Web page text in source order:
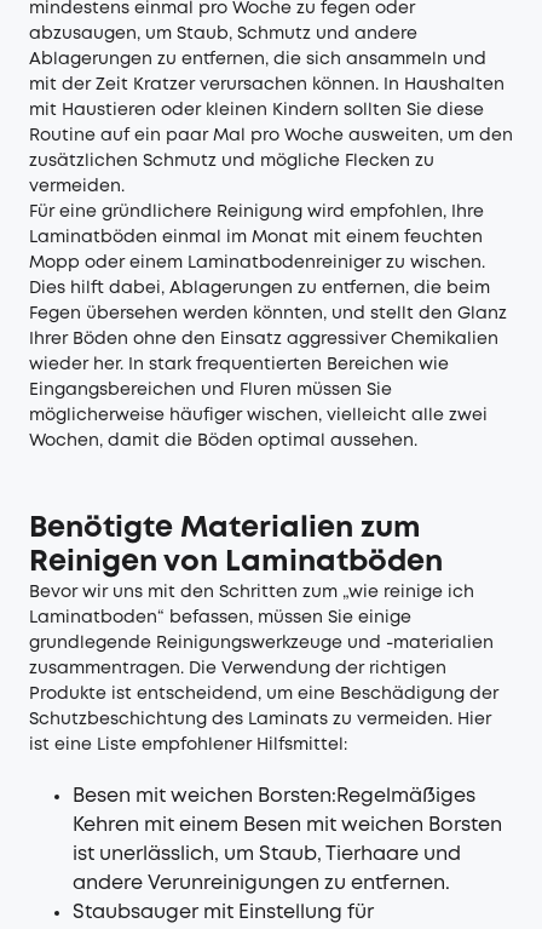
mindestens einmal pro Woche zu fegen oder
abzusaugen, um Staub, Schmutz und andere
Ablagerungen zu entfernen, die sich ansammeln und
mit der Zeit Kratzer verursachen können. In Haushalten
mit Haustieren oder kleinen Kindern sollten Sie diese
Routine auf ein paar Mal pro Woche ausweiten, um den
zusätzlichen Schmutz und mögliche Flecken zu
vermeiden.
Für eine gründlichere Reinigung wird empfohlen, Ihre
Laminatböden einmal im Monat mit einem feuchten
Mopp oder einem Laminatbodenreiniger zu wischen.
Dies hilft dabei, Ablagerungen zu entfernen, die beim
Fegen übersehen werden könnten, und stellt den Glanz
Ihrer Böden ohne den Einsatz aggressiver Chemikalien
wieder her. In stark frequentierten Bereichen wie
Eingangsbereichen und Fluren müssen Sie
möglicherweise häufiger wischen, vielleicht alle zwei
Wochen, damit die Böden optimal aussehen.
Benötigte Materialien zum
Reinigen von Laminatböden
Bevor wir uns mit den Schritten zum „wie reinige ich
Laminatboden“ befassen, müssen Sie einige
grundlegende Reinigungswerkzeuge und -materialien
zusammentragen. Die Verwendung der richtigen
Produkte ist entscheidend, um eine Beschädigung der
Schutzbeschichtung des Laminats zu vermeiden. Hier
ist eine Liste empfohlener Hilfsmittel:
Besen mit weichen Borsten:Regelmäßiges
Kehren mit einem Besen mit weichen Borsten
ist unerlässlich, um Staub, Tierhaare und
andere Verunreinigungen zu entfernen.
Staubsauger mit Einstellung für